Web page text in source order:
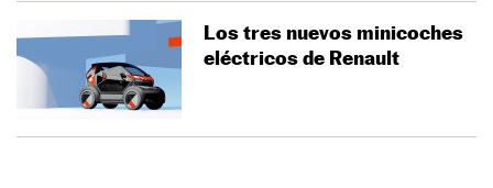
Los tres nuevos minicoches
eléctricos de Renault